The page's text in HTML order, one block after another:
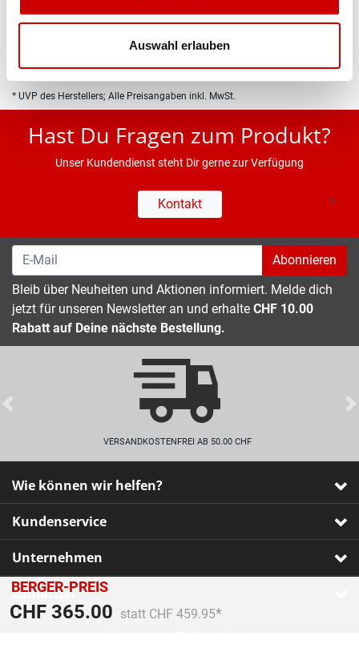
Auswahl erlauben
BERGER-PREIS
CHF 365.00 Preis reduziert von
statt CHF 459.95
An
* UVP des Herstellers; Alle Preisangaben inkl. MwSt.
Hast Du Fragen zum Produkt?
Unser Kundendienst steht Dir gerne zur Verfügung
Kontakt
Abonnieren
Bleib über Neuheiten und Aktionen informiert. Melde dich
jetzt für unseren Newsletter an und erhalte CHF 10.00
Rabatt auf Deine nächste Bestellung.
VERSANDKOSTENFREI AB 50.00 CHF
Previous
Wie können wir helfen?
Kundenservice
Unternehmen
Zahlarten